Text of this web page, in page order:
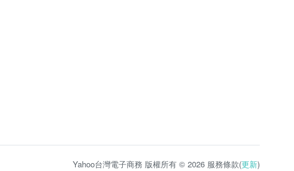
Yahoo台灣電子商務 版權所有 © 2026 服務條款(更新)